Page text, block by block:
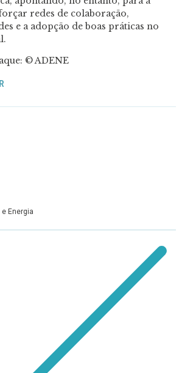
redes de colaboração,
e a adopção de boas práticas no
© ADENE
Energia